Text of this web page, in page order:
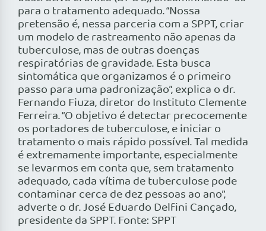
para o tratamento adequado. “Nossa
pretensão é, nessa parceria com a SPPT, criar
um modelo de rastreamento não apenas da
tuberculose, mas de outras doenças
respiratórias de gravidade. Esta busca
sintomática que organizamos é o primeiro
passo para uma padronização”, explica o dr.
Fernando Fiuza, diretor do Instituto Clemente
Ferreira. “O objetivo é detectar precocemente
os portadores de tuberculose, e iniciar o
tratamento o mais rápido possível. Tal medida
é extremamente importante, especialmente
se levarmos em conta que, sem tratamento
adequado, cada vítima de tuberculose pode
contaminar cerca de dez pessoas ao ano”,
adverte o dr. José Eduardo Delfini Cançado,
presidente da SPPT. Fonte: SPPT